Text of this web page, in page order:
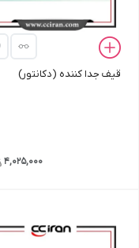
قیف جدا کننده (دکانتور)
4,025,000